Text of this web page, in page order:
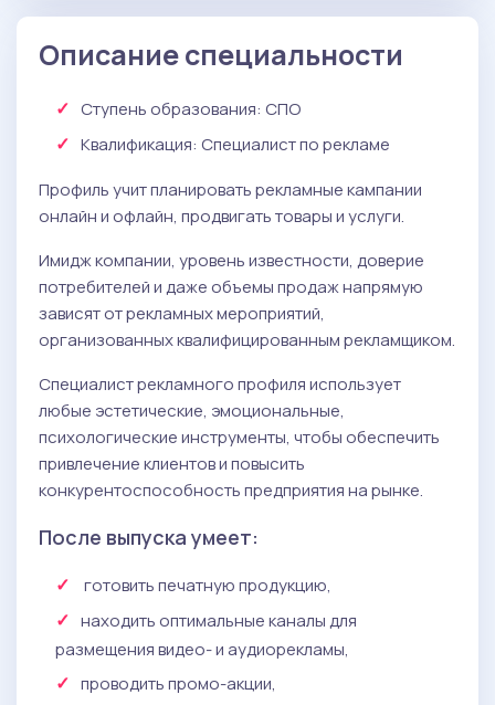
( Рисунок ):
баллов
Описание специальности
Ступень образования: СПО
Квалификация: Специалист по рекламе
Профиль учит планировать рекламные кампании
онлайн и офлайн, продвигать товары и услуги.
Имидж компании, уровень известности, доверие
потребителей и даже объемы продаж напрямую
зависят от рекламных мероприятий,
организованных квалифицированным рекламщиком.
Специалист рекламного профиля использует
любые эстетические, эмоциональные,
психологические инструменты, чтобы обеспечить
привлечение клиентов и повысить
конкурентоспособность предприятия на рынке.
После выпуска умеет:
готовить печатную продукцию,
находить оптимальные каналы для
размещения видео- и аудиорекламы,
проводить промо-акции,